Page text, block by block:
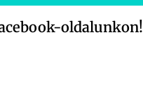
oldalunkon!